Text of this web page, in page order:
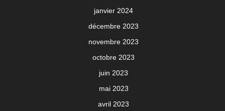
janvier 2024
décembre 2023
novembre 2023
octobre 2023
juin 2023
mai 2023
avril 2023